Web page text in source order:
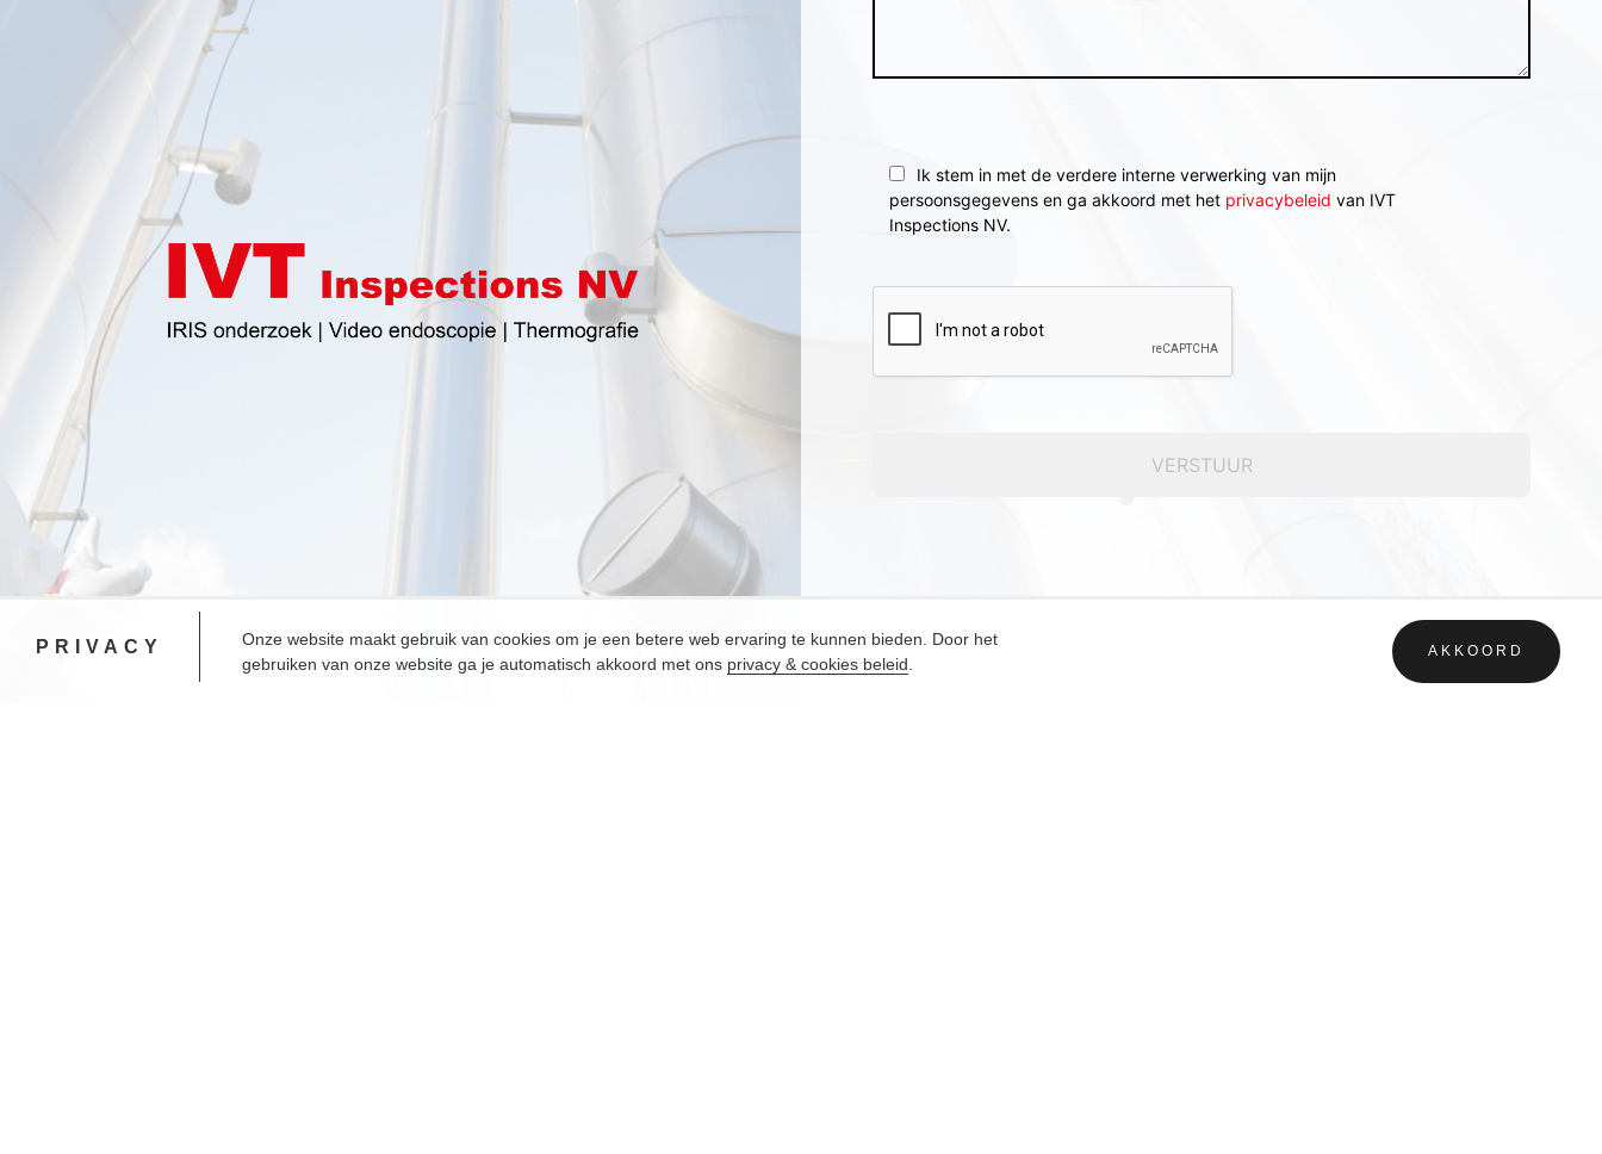
PRIVACY
Onze website maakt gebruik van cookies om je een betere web ervaring te kunnen bieden. Door het
gebruiken van onze website ga je automatisch akkoord met ons privacy & cookies beleid
AKKOORD
Ik stem in met de verdere interne verwerking van mijn
persoonsgegevens en ga akkoord met het privacybeleid van IVT
Inspections NV.